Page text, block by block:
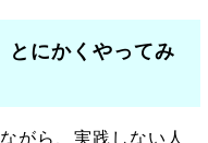
とにかくやってみ
がら、実践しない人